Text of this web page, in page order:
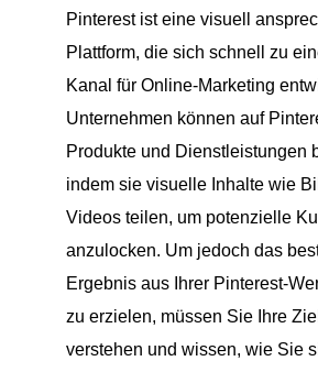
Pinterest ist eine visuell
Plattform, die sich schnell zu
Kanal für Online-Marketing
Unternehmen können auf
Produkte und Dienstleistungen
indem sie visuelle Inhalte wie
Videos teilen, um potenzielle
anzulocken. Um jedoch das
Ergebnis aus Ihrer Pinterest-
zu erzielen, müssen Sie Ihre
verstehen und wissen, wie Sie